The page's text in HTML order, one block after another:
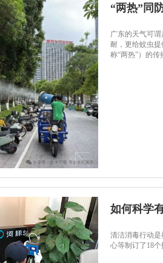
“两热”同
广东的天气可
耐，更给蚊虫
称“两热”）的传
如何科学
清洁消毒行动
心等制订了18